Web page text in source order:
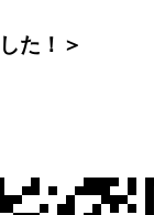
た！＞